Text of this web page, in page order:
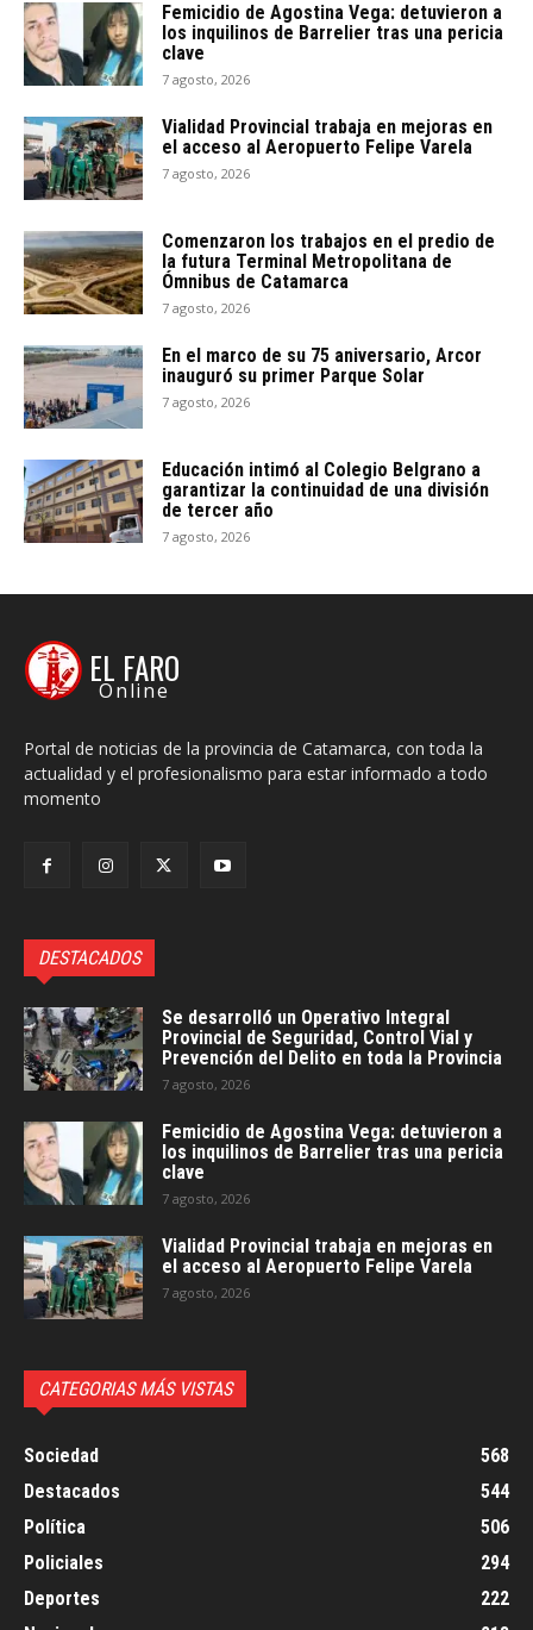
Femicidio de Agostina Vega: detuvieron a
los inquilinos de Barrelier tras una pericia
clave
7 agosto, 2026
Vialidad Provincial trabaja en mejoras en
el acceso al Aeropuerto Felipe Varela
7 agosto, 2026
Comenzaron los trabajos en el predio de
la futura Terminal Metropolitana de
Ómnibus de Catamarca
7 agosto, 2026
En el marco de su 75 aniversario, Arcor
inauguró su primer Parque Solar
7 agosto, 2026
Educación intimó al Colegio Belgrano a
garantizar la continuidad de una división
de tercer año
7 agosto, 2026
EL FARO
Online
Portal de noticias de la provincia de Catamarca, con toda la
actualidad y el profesionalismo para estar informado a todo
momento
DESTACADOS
Se desarrolló un Operativo Integral
Provincial de Seguridad, Control Vial y
Prevención del Delito en toda la Provincia
7 agosto, 2026
Femicidio de Agostina Vega: detuvieron a
los inquilinos de Barrelier tras una pericia
clave
7 agosto, 2026
Vialidad Provincial trabaja en mejoras en
el acceso al Aeropuerto Felipe Varela
7 agosto, 2026
CATEGORIAS MÁS VISTAS
Sociedad
568
Destacados
544
Política
506
Policiales
294
Deportes
222